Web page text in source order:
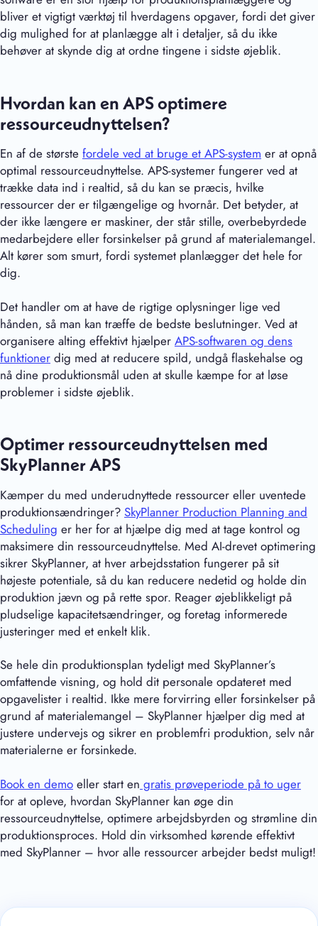
bliver et vigtigt værktøj til hverdagens opgaver, fordi det giver
dig mulighed for at planlægge alt i detaljer, så du ikke
behøver at skynde dig at ordne tingene i sidste øjeblik.
Hvordan kan en APS optimere
ressourceudnyttelsen?
En af de største fordele ved at bruge et APS-system er at opnå
optimal ressourceudnyttelse. APS-systemer fungerer ved at
trække data ind i realtid, så du kan se præcis, hvilke
ressourcer der er tilgængelige og hvornår. Det betyder, at
der ikke længere er maskiner, der står stille, overbebyrdede
medarbejdere eller forsinkelser på grund af materialemangel.
Alt kører som smurt, fordi systemet planlægger det hele for
dig.
Det handler om at have de rigtige oplysninger lige ved
hånden, så man kan træffe de bedste beslutninger. Ved at
organisere alting effektivt hjælper APS-softwaren og dens
funktioner dig med at reducere spild, undgå flaskehalse og
nå dine produktionsmål uden at skulle kæmpe for at løse
problemer i sidste øjeblik.
Optimer ressourceudnyttelsen med
SkyPlanner APS
Kæmper du med underudnyttede ressourcer eller uventede
produktionsændringer? SkyPlanner Production Planning and
Scheduling er her for at hjælpe dig med at tage kontrol og
maksimere din ressourceudnyttelse. Med AI-drevet optimering
sikrer SkyPlanner, at hver arbejdsstation fungerer på sit
højeste potentiale, så du kan reducere nedetid og holde din
produktion jævn og på rette spor. Reager øjeblikkeligt på
pludselige kapacitetsændringer, og foretag informerede
justeringer med et enkelt klik.
Se hele din produktionsplan tydeligt med SkyPlanner’s
omfattende visning, og hold dit personale opdateret med
opgavelister i realtid. Ikke mere forvirring eller forsinkelser på
grund af materialemangel – SkyPlanner hjælper dig med at
justere undervejs og sikrer en problemfri produktion, selv når
materialerne er forsinkede.
Book en demo eller start en gratis prøveperiode på to uger
for at opleve, hvordan SkyPlanner kan øge din
ressourceudnyttelse, optimere arbejdsbyrden og strømline din
produktionsproces. Hold din virksomhed kørende effektivt
med SkyPlanner – hvor alle ressourcer arbejder bedst muligt!